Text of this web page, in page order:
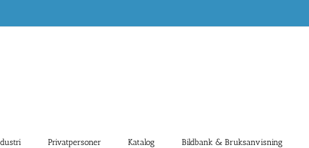
Privatpersoner Katalog Bildbank & Bruksanvisning